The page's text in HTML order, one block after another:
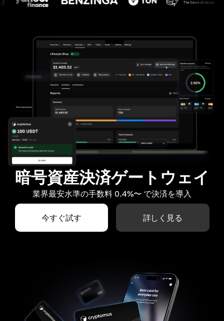
暗号資産決済ゲートウェイ
業界最安水準の手数料 0.4%〜 で決済を導入
今すぐ試す 詳しく見る